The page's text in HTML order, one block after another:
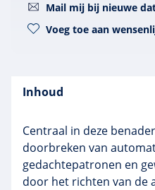
Mail mij bij nieuwe
Voeg toe aan
Inhoud
Centraal in deze
doorbreken van
gedachtepatronen en
door het richten van de